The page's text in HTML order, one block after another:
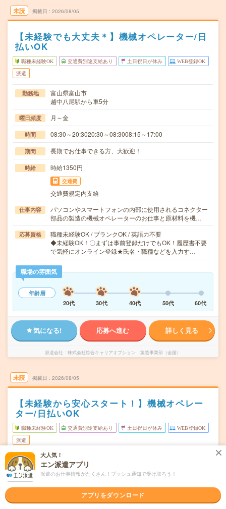
未読 掲載日 2026/08/05
【未経験でも大丈夫＊】機械オペレーター/日
払いOK
職種未経験OK 交通費別途支給あり 土日祝日が休み WEB登録OK
派遣
勤務地
富山県富山市
越中八尾駅から車5分
曜日頻度 月～金
時間 08:30～20:3020:30～08:3008:15～17:00
期間 長期でお仕事できる方、大歓迎！
時給 時給1350円
交通費
交通費規定内支給
仕事内容
パソコンやスマートフォンの内部に使用されるコネクター
部品の製造の機械オペレーターのお仕事と原材料を機…
応募資格
職種未経験OK / ブランクOK / 英語力不要
◆未経験OK！〇まずは事前登録だけでもOK！履歴書不要
で気軽にオンライン登録★氏名・職種などを入力す…
職場の雰囲気
年齢層
20代
30代 40代 50代 60代
気になる! 応募へ進む 詳しく見る
派遣会社 株式会社綜合キャリアオプション 製造事業部（全国）
未読 掲載日 2026/08/05
【未経験から安心スタート！】機械オペレー
ター/日払いOK
職種未経験OK 交通費別途支給あり 土日祝日が休み WEB登録OK
派遣
勤務地
富山県砺波市
砺波駅から車10分
曜日頻度
時間 06:00～15:0014:45～23:45
大人気！
エン派遣アプリ
派遣のお仕事情報がたくさん！プッシュ通知で受け取ろう！
アプリをダウンロード